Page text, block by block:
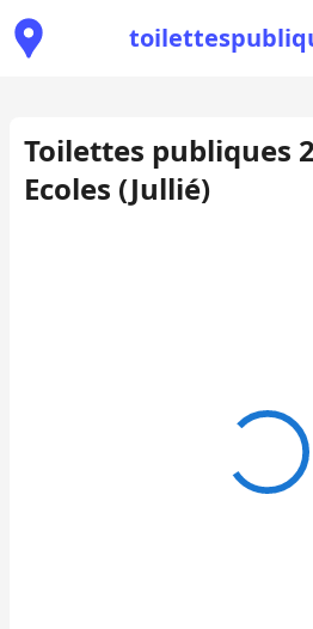
Toilettes publiques
Ecoles (Jullié)